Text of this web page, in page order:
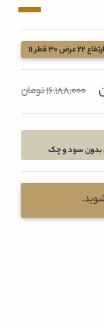
عرض 30 قطر 11
16,188,000 تومان